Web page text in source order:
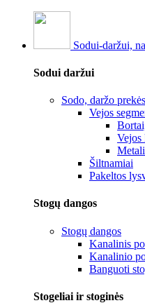
Sodui-daržui,
Sodui daržui
Sodo, daržo prekės
Vejos
Vejos
Šiltnamiai
Pakeltos
Stogų dangos
Stogų dangos
Kanalinis
Kanalinio
Banguoti
Stogeliai ir stoginės